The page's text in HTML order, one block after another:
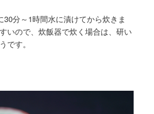
分～1時間水に漬けてから炊きま
いので、炊飯器で炊く場合は、研い
です。